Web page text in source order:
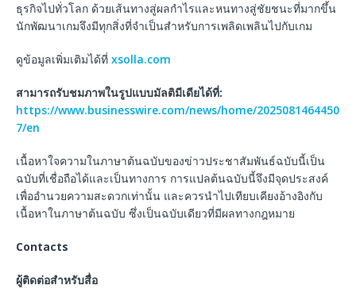
ธุรกิจไปทั่วโลก ด้วยเส้นทางสู่ผลกำไรและหนทางสู่ชัยชนะที่มากขึ้น
นักพัฒนาเกมจึงมีทุกสิ่งที่จำเป็นสำหรับการเพลิดเพลินไปกับเกม
ดูข้อมูลเพิ่มเติมได้ที่ xsolla.com
สามารถรับชมภาพในรูปแบบมัลติมีเดียได้ที่:
https://www.businesswire.com/news/home/2025081464450
7/en
เนื้อหาใจความในภาษาต้นฉบับของข่าวประชาสัมพันธ์ฉบับนี้เป็น
ฉบับที่เชื่อถือได้และเป็นทางการ การแปลต้นฉบับนี้จึงมีจุดประสงค์
เพื่ออำนวยความสะดวกเท่านั้น และควรนำไปเทียบเคียงอ้างอิงกับ
เนื้อหาในภาษาต้นฉบับ ซึ่งเป็นฉบับเดียวที่มีผลทางกฎหมาย
Contacts
ผู้ติดต่อสำหรับสื่อ